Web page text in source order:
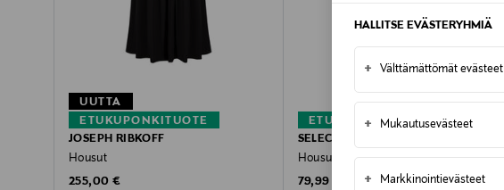
HALLITSE EVÄSTERYHMIÄ
+ Välttämättömät evästeet
+ Mukautusevästeet
+ Markkinointievästeet
ETUKUPONKITUOTE
UUTTA
JOSEPH RIBKOFF
Housut
Original Price
255,00 €
ETUKUPONKITUOTE
SELECTED
Housut
Original Price
79,99 €